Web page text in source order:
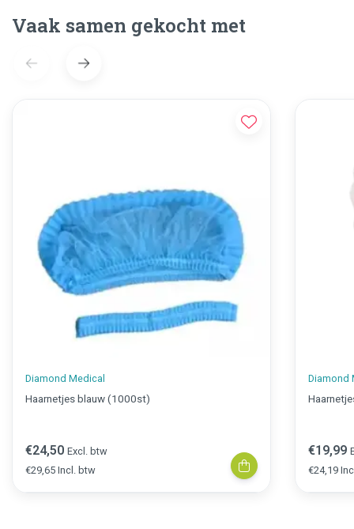
Vaak samen gekocht met
Diamond Medical
Haarnetjes blauw (1000st)
€24,50 Excl. btw
€29,65 Incl. btw
Diamond
€19,99
€24,19